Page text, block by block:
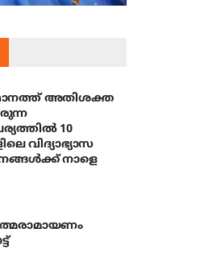
അതിശക്ത
10
വിദ്യാഭ്യാസ
നാളെ